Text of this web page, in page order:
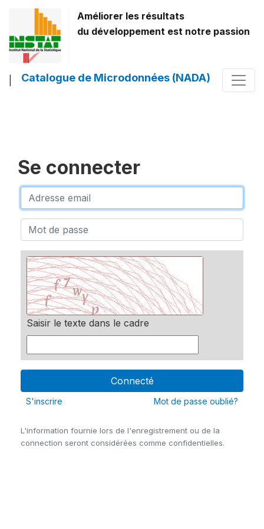
Améliorer les résultats
du développement est notre passion
Catalogue de Microdonnées (NADA)
Se connecter
Saisir le texte dans le cadre
S'inscrire Mot de passe oublié?
L'information fournie lors de l'enregistrement ou de la
connection seront considérées comme confidentielles.